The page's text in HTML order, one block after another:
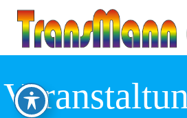
Inhalt